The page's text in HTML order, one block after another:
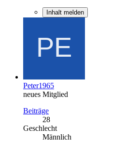
Inhalt melden
Peter1965
neues Mitglied
Beiträge
28
Geschlecht
Männlich